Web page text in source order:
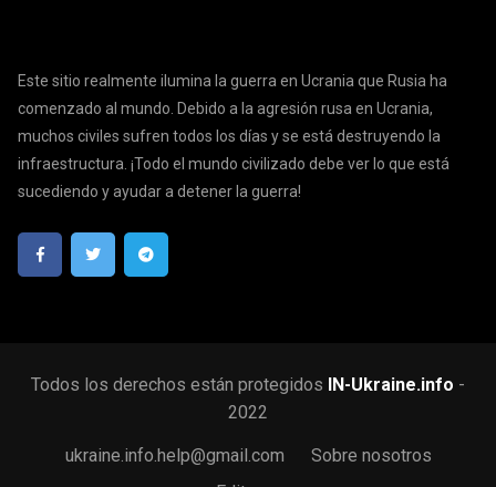
Este sitio realmente ilumina la guerra en Ucrania que Rusia ha
comenzado al mundo. Debido a la agresión rusa en Ucrania,
muchos civiles sufren todos los días y se está destruyendo la
infraestructura. ¡Todo el mundo civilizado debe ver lo que está
sucediendo y ayudar a detener la guerra!
Todos los derechos están protegidos IN-Ukraine.info -
2022
ukraine.info.help@gmail.com
Sobre nosotros